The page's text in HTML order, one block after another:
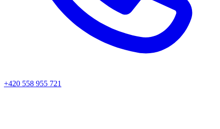
+420 558 955 721